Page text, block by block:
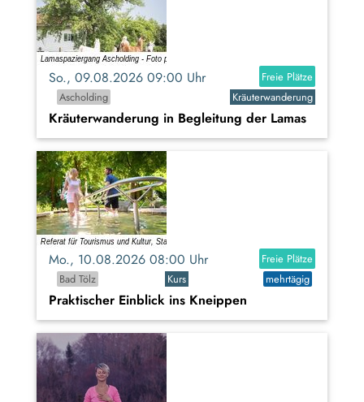
So., 09.08.2026 09:00 Uhr
Freie Plätze
Ascholding
Kräuterwanderung
Kräuterwanderung in Begleitung der Lamas
Mo., 10.08.2026 08:00 Uhr
Freie Plätze
Bad Tölz
Kurs mehrtägig
Praktischer Einblick ins Kneippen